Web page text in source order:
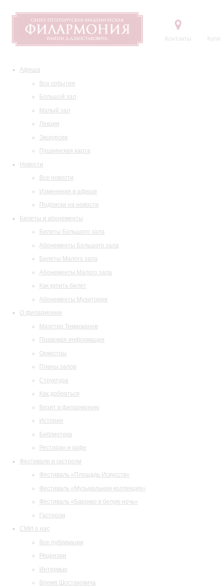
Контакты
Афиша
Все события
Большой зал
Малый зал
Лекции
Экскурсии
Пушкинская карта
Новости
Все новости
Изменения в афише
Подписка на новости
Билеты и абонементы
Билеты Большого зала
Абонементы Большого зала
Билеты Малого зала
Абонементы Малого зала
Как купить билет
Абонементы Музитория
О филармонии
Маэстро Темирканов
Правовая информация
Оркестры
Планы залов
Структура
Как добраться
Визит в филармонию
История
Библиотека
Ресторан и кафе
Фестивали и гастроли
Фестиваль «Площадь Искусств»
Фестиваль «Музыкальная коллекция»
Фестиваль «Барокко в белую ночь»
Гастроли
СМИ о нас
Все публикации
Рецензии
Интервью
Время Шостаковича